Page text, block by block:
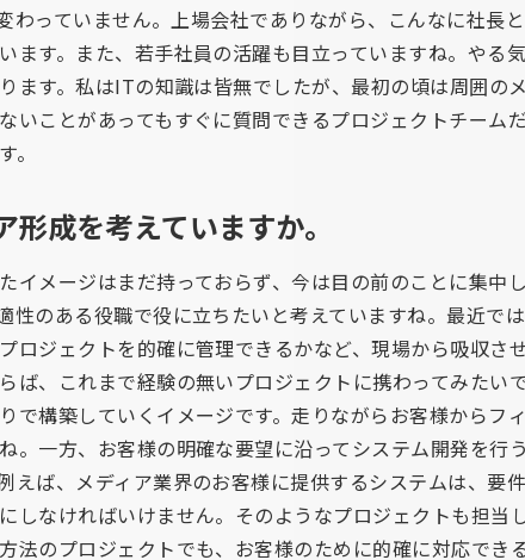
わっていません。上場会社でありながら、こんなに社長
ます。また、若手社員の活躍も目立っていますね。やる
ます。私はITの知識は皆無でしたが、最初の頃は周囲の
いことがあってもすぐに質問できるプロジェクトチーム
。
成を考えていますか。
イメージはまだ持っておらず、今は目の前のことに集中
性のある役職で役に立ちたいと考えていますね。最近で
ロジェクトを的確に管理できるかなど、現場から吸収させ
ば、これまで経験の無いプロジェクトに携わってみたい
で構築していくイメージです。走りながらお客様からフ
。一方、お客様の明確な要望に沿ってシステム開発を行
えば、メディア業界のお客様に提供するシステムは、要
しなければいけません。そのようなプロジェクトも担当
法のプロジェクトでも、お客様のために的確に対応でき